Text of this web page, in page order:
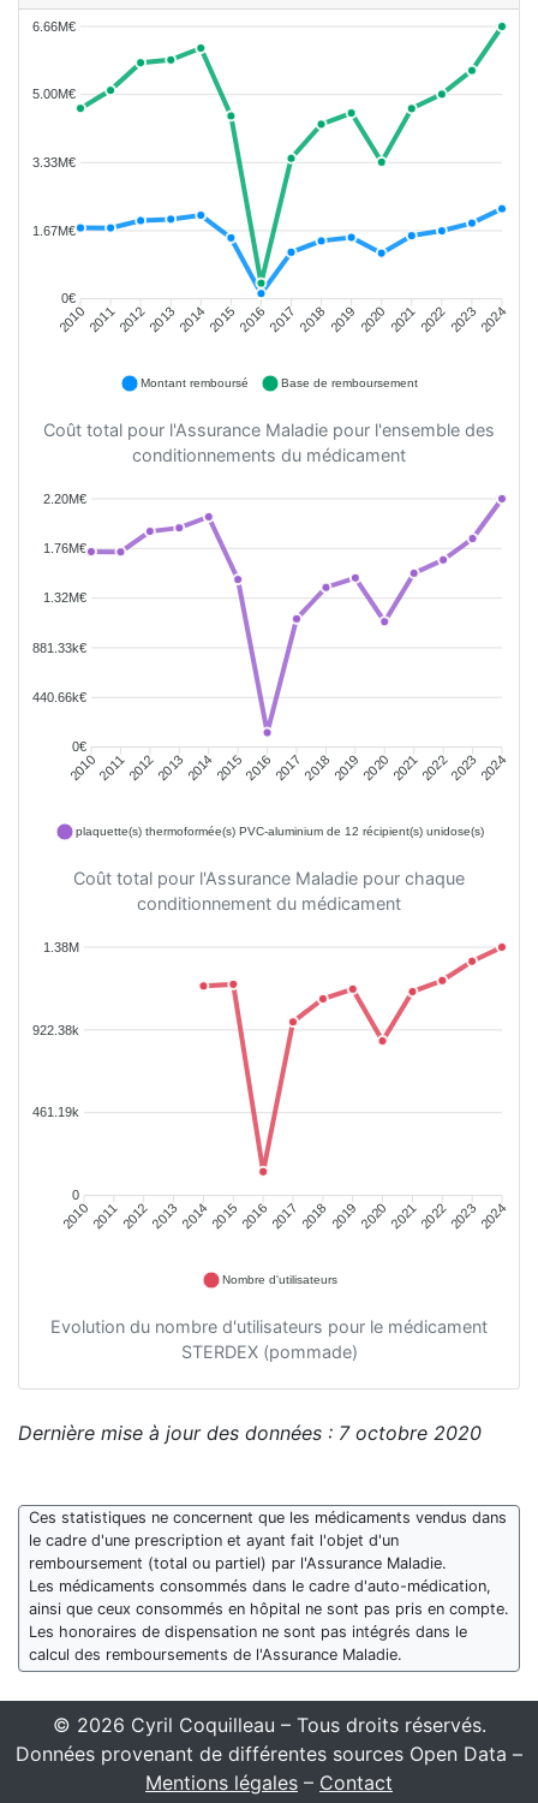
6.66M€
5.00M€
3.33M€
1.67M€
0€
20102011201220132014201520162017 2018 2019 2020 2021202220232024
Montant remboursé Base de remboursement
Coût total pour l'Assurance Maladie pour l'ensemble des
conditionnements du médicament
2.20M€
1.76M€
1.32M€
881.33k€
440.66k€
0€
201020112012201320142015201620172018201920202021202220232024
plaquette(s) thermoformée(s) PVC-aluminium de 12 récipient(s) unidose(s)
Coût total pour l'Assurance Maladie pour chaque
conditionnement du médicament
1.38M
922.38k
461.19k
0
20102011201220132014201520162017 2018 201920202021202220232024
Nombre d'utilisateurs
Evolution du nombre d'utilisateurs pour le médicament
STERDEX (pommade)
Dernière mise à jour des données : 7 octobre 2020
Ces statistiques ne concernent que les médicaments vendus dans
le cadre d'une prescription et ayant fait l'objet d'un
remboursement (total ou partiel) par l'Assurance Maladie.
Les médicaments consommés dans le cadre d'auto-médication,
ainsi que ceux consommés en hôpital ne sont pas pris en compte.
Les honoraires de dispensation ne sont pas intégrés dans le
calcul des remboursements de l'Assurance Maladie.
© 2026 Cyril Coquilleau – Tous droits réservés.
Données provenant de différentes sources Open Data –
Mentions légales – Contact